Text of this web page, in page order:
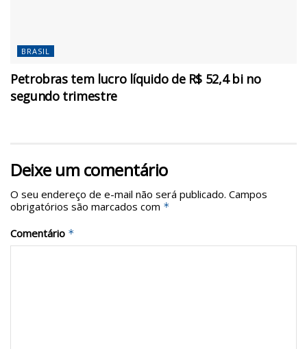
BRASIL
Petrobras tem lucro líquido de R$ 52,4 bi no
segundo trimestre
Deixe um comentário
O seu endereço de e-mail não será publicado. Campos
obrigatórios são marcados com *
Comentário *